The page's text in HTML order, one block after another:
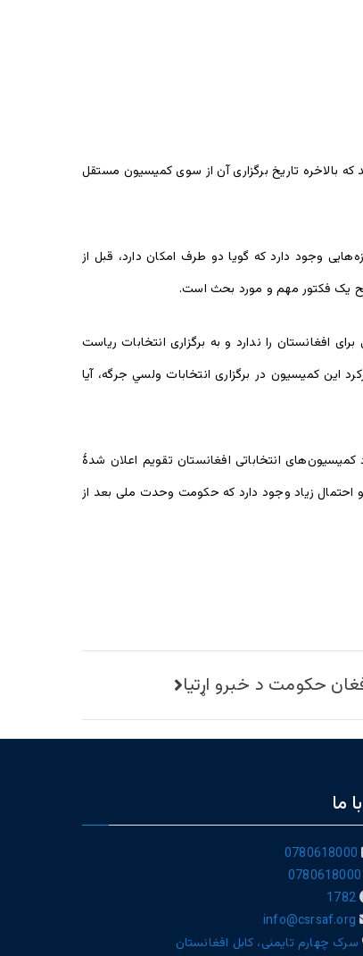
بالاخره تاریخ برگزاری آن از سوی کمیسیون مستقل
وجود دارد که گویا دو طرف امکان دارد، قبل از
یک فکتور مهم و مورد بحث است.
را ندارد و به برگزاری انتخابات ریاست
این کمیسیون در برگزاری انتخابات ولسي جرگه، آیا
انتخاباتی افغانستان تقویم اعلان شدۀ
و احتمال زیاد وجود دارد که حکومت وحدت ملی بعد از
حکومت د خبرو اړتیا
ما
0780618000
0780618000
1782
info@csrsaf.org
سرک چهارم تایمنی، کابل افغانستان